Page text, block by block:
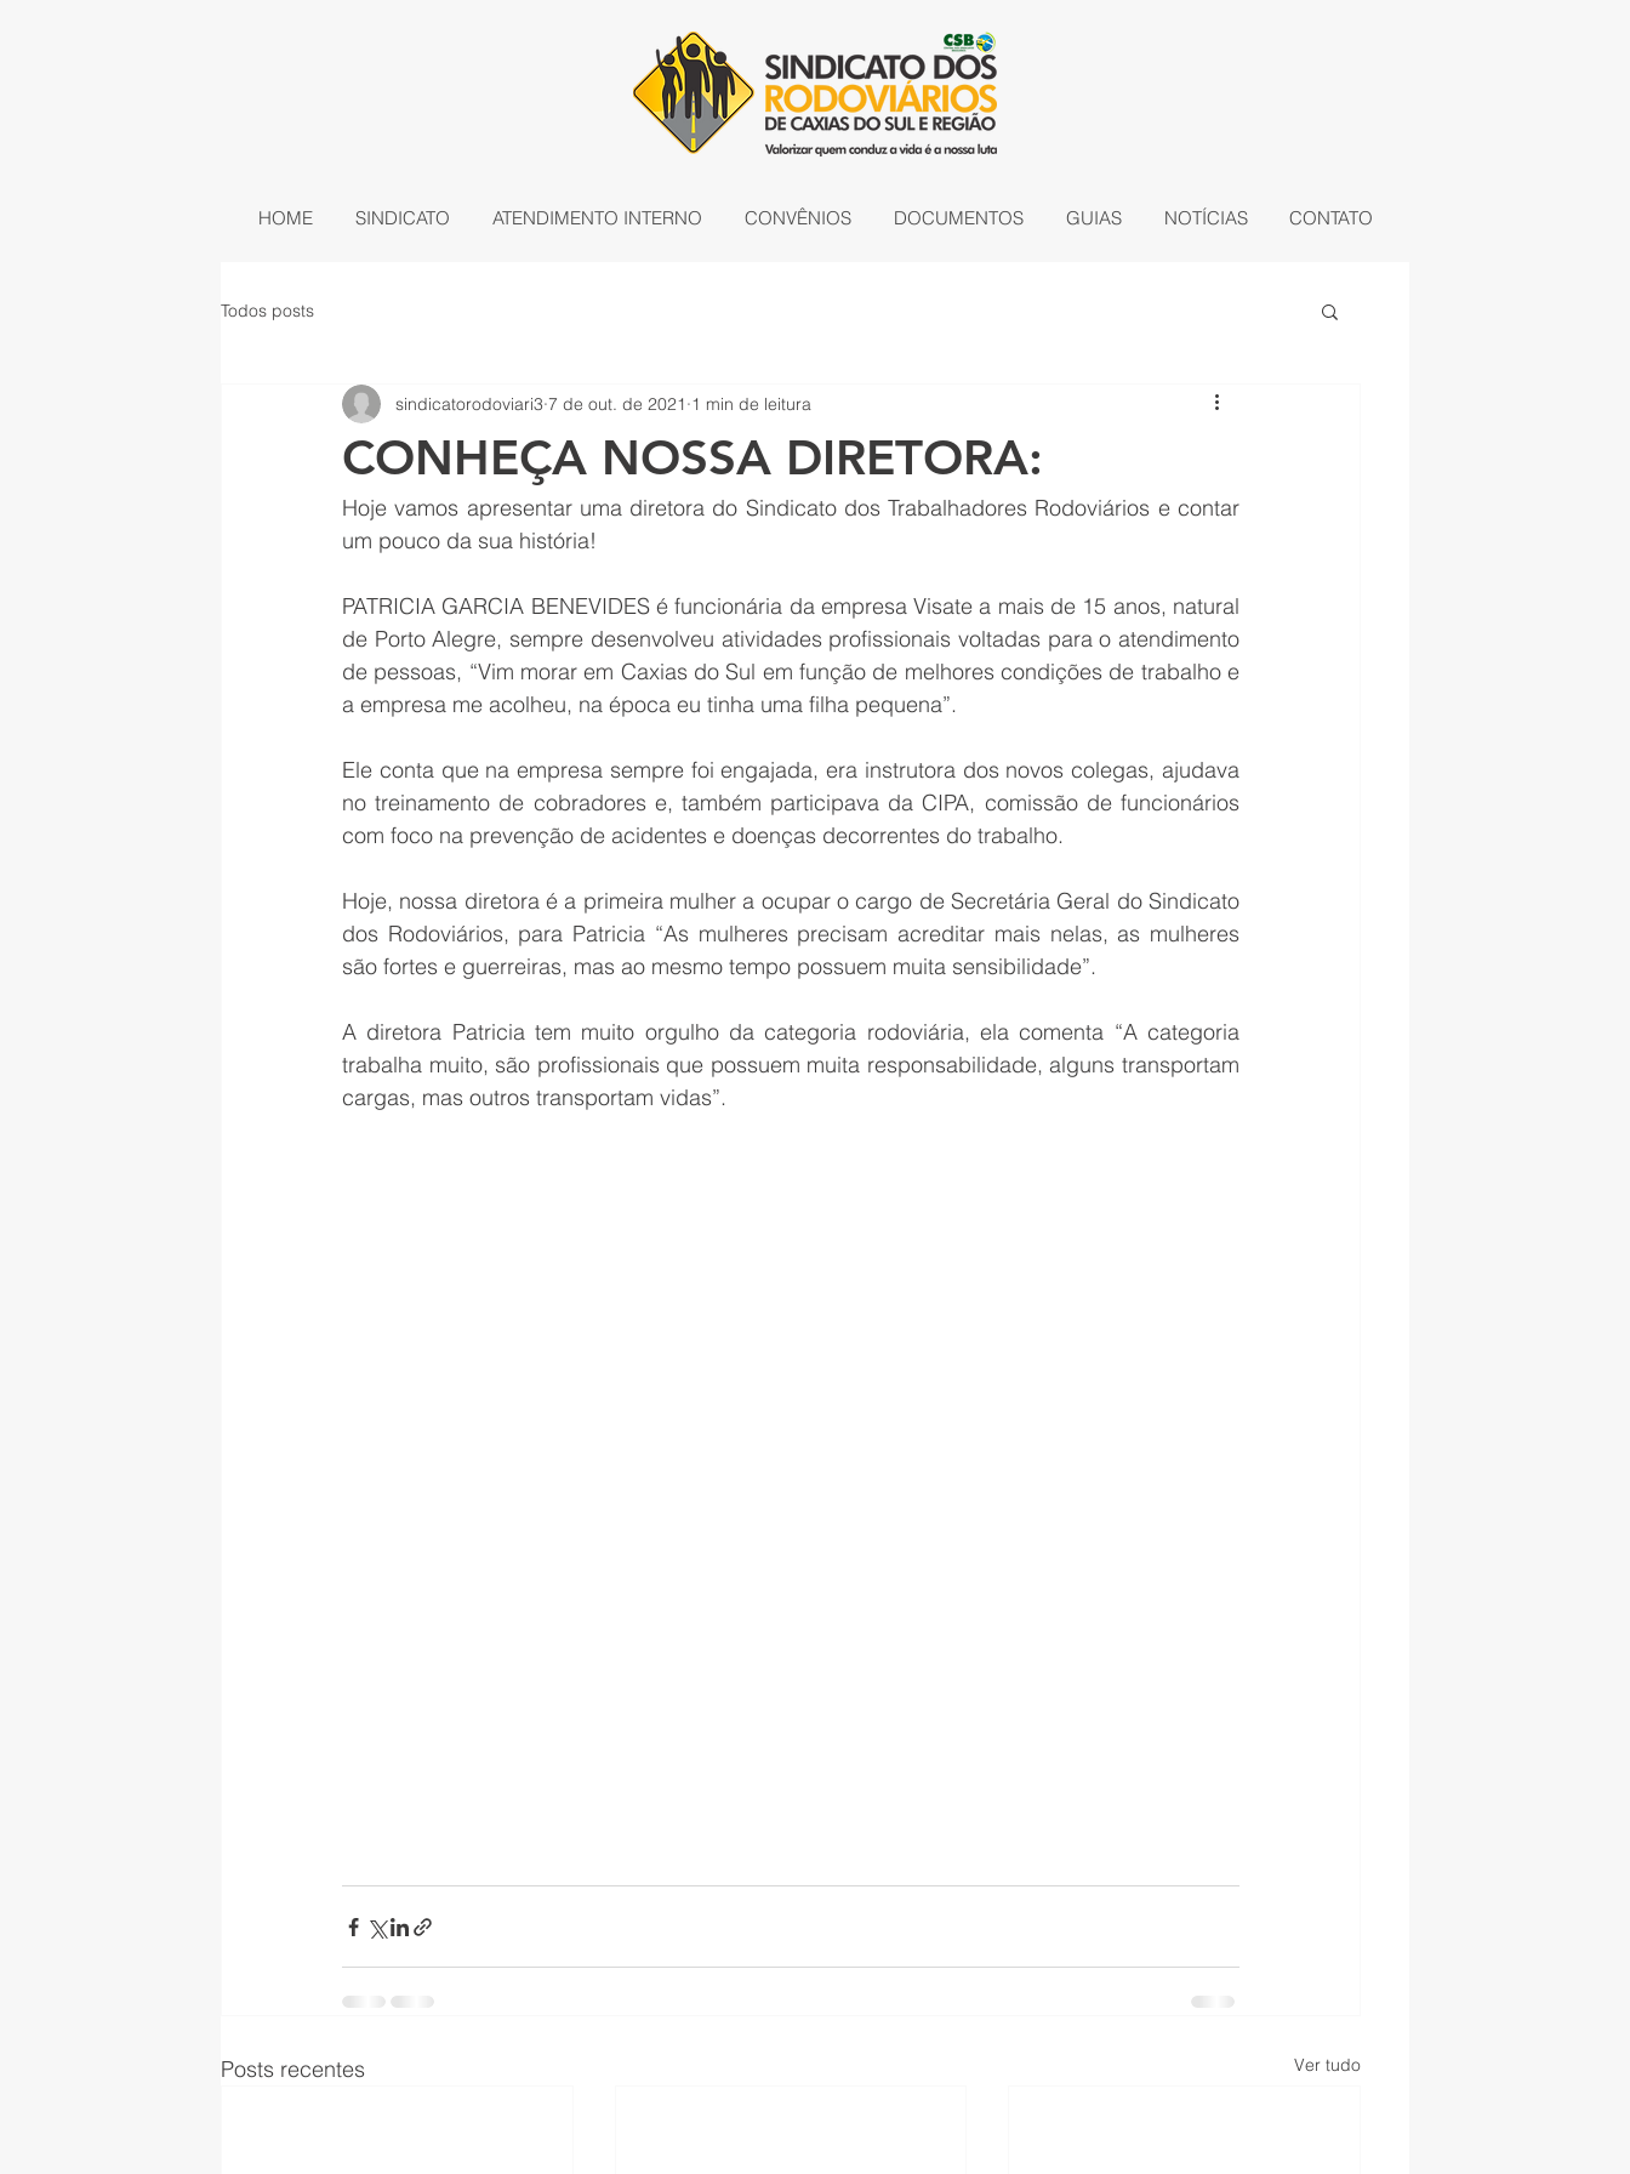
HOME SINDICATO ATENDIMENTO INTERNO CONVÊNIOS DOCUMENTOS GUIAS NOTÍCIAS CONTATO
Todos posts
CONHEÇA NOSSA DIRETORA:
sindicatorodoviari3 7 de out. de 2021 1 min de leitura
Hoje vamos apresentar uma diretora do Sindicato dos Trabalhadores Rodoviários e contar
um pouco da sua história!
PATRICIA GARCIA BENEVIDES é funcionária da empresa Visate a mais de 15 anos, natural
de Porto Alegre, sempre desenvolveu atividades profissionais voltadas para o atendimento
de pessoas, “Vim morar em Caxias do Sul em função de melhores condições de trabalho e
a empresa me acolheu, na época eu tinha uma filha pequena”.
Ele conta que na empresa sempre foi engajada, era instrutora dos novos colegas, ajudava
no treinamento de cobradores e, também participava da CIPA, comissão de funcionários
com foco na prevenção de acidentes e doenças decorrentes do trabalho.
Hoje, nossa diretora é a primeira mulher a ocupar o cargo de Secretária Geral do Sindicato
dos Rodoviários, para Patricia “As mulheres precisam acreditar mais nelas, as mulheres
são fortes e guerreiras, mas ao mesmo tempo possuem muita sensibilidade”.
A diretora Patricia tem muito orgulho da categoria rodoviária, ela comenta “A categoria
trabalha muito, são profissionais que possuem muita responsabilidade, alguns transportam
cargas, mas outros transportam vidas”.
Posts recentes Ver tudo